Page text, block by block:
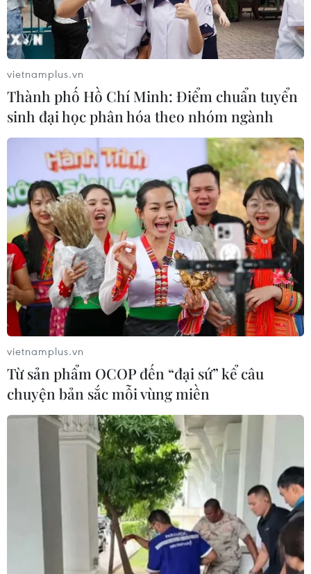
vietnamplus.vn
Thành phố Hồ Chí Minh: Điểm chuẩn tuyển
sinh đại học phân hóa theo nhóm ngành
vietnamplus.vn
Từ sản phẩm OCOP đến “đại sứ” kể câu
chuyện bản sắc mỗi vùng miền